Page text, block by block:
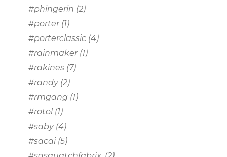
#phingerin (2)
#porter(1)
#porterclassic (4)
#rainmaker(1)
#rakines (7)
#randy(2)
#rmgang (1)
#rotol (1)
#saby(4)
#sacai (5)